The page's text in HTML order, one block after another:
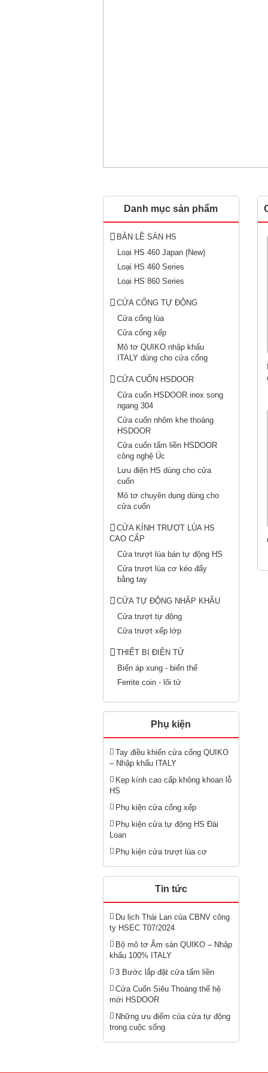
Danh mục sản phẩm
BẢN LỀ SÀN HS
Loại HS 460 Japan (New)
Loại HS 460 Series
Loại HS 860 Series
CỬA CỔNG TỰ ĐỘNG
Cửa cổng lùa
Cửa cổng xếp
Mô tơ QUIKO nhập khẩu
ITALY dùng cho cửa cổng
CỬA CUỐN HSDOOR
Cửa cuốn HSDOOR inox song
ngang 304
Cửa cuốn nhôm khe thoáng
HSDOOR
Cửa cuốn tấm liền HSDOOR
công nghệ Úc
Lưu điện HS dùng cho cửa
cuốn
Mô tơ chuyên dụng dùng cho
cửa cuốn
CỬA KÍNH TRƯỢT LÙA HS
CAO CẤP
Cửa trượt lùa bán tự động HS
Cửa trượt lùa cơ kéo đẩy
bằng tay
CỬA TỰ ĐỘNG NHẬP KHẨU
Cửa trượt tự động
Cửa trượt xếp lớp
THIẾT BỊ ĐIỆN TỬ
Biến áp xung - biến thế
Ferrite coin - lõi tử
Phụ kiện
Tay điều khiển cửa cổng QUIKO
– Nhập khẩu ITALY
Kẹp kính cao cấp không khoan lỗ
HS
Phụ kiện cửa cổng xếp
Phụ kiện cửa tự động HS Đài
Loan
Phụ kiện cửa trượt lùa cơ
Tin tức
Du lịch Thái Lan của CBNV công
ty HSEC T07/2024
Bộ mô tơ Âm sàn QUIKO – Nhập
khẩu 100% ITALY
3 Bước lắp đặt cửa tấm liền
Cửa Cuốn Siêu Thoáng thế hệ
mới HSDOOR
Những ưu điểm của cửa tự động
trong cuộc sống